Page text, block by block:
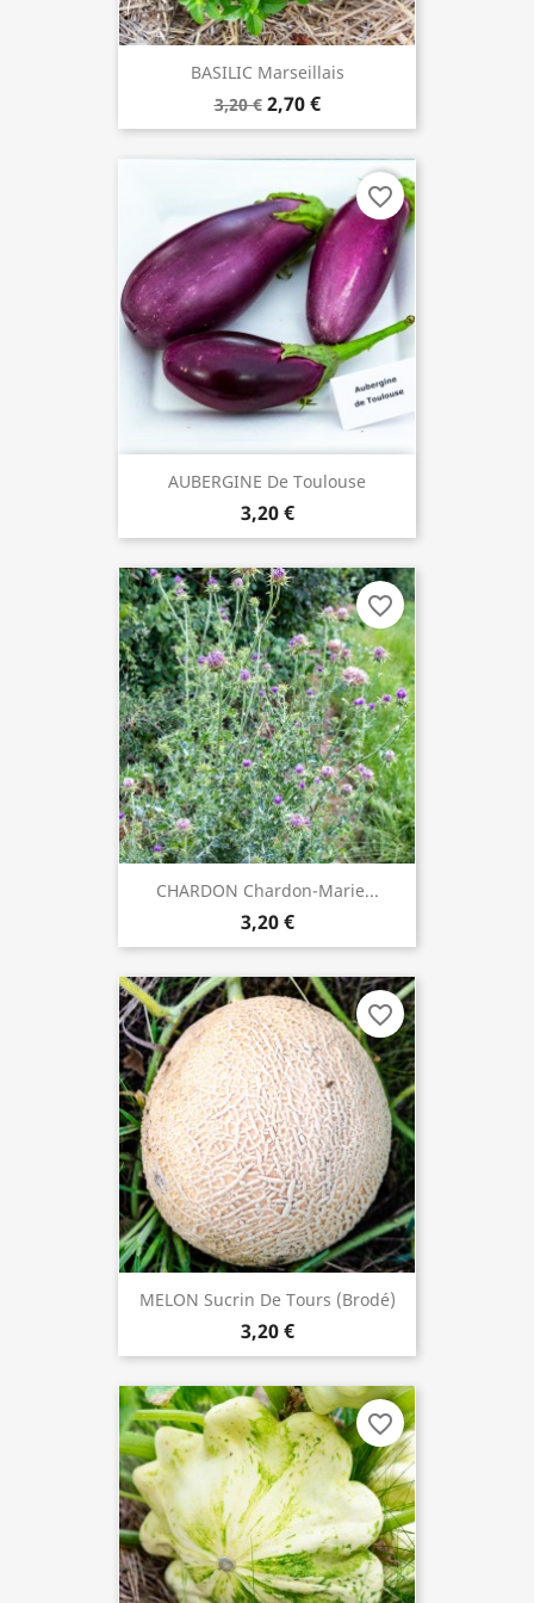
BASILIC Marseillais
3,20 € 2,70 €
AUBERGINE De Toulouse
3,20 €
favorite_border
CHARDON Chardon-Marie...
3,20 €
favorite_border
MELON Sucrin De Tours (brodé)
3,20 €
favorite_border
favorite_border